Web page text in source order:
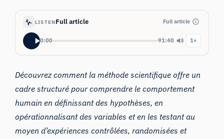
LISTENFull article Full article
0:00 91:40 1×
Découvrez comment la méthode scientifique offre un
cadre structuré pour comprendre le comportement
humain en définissant des hypothèses, en
opérationnalisant des variables et en les testant au
moyen d’expériences contrôlées, randomisées et